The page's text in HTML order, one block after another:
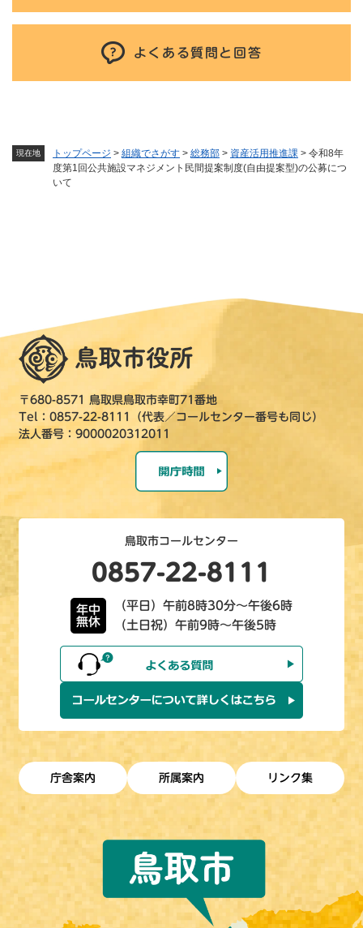
現在地 トップページ > 組織でさがす > 総務部 > 資産活用推進課 > 令和8年
度第1回公共施設マネジメント民間提案制度(自由提案型)の公募につ
いて
よくある質問と回答
〒680-8571 鳥取県鳥取市幸町71番地
Tel：0857-22-8111（代表／コールセンター番号も同じ）
法人番号：9000020312011
鳥取市コールセンター
0857-22-8111
年中
無休
（平日）午前8時30分～午後6時
（土日祝）午前9時～午後5時
庁舎案内 所属案内 リンク集